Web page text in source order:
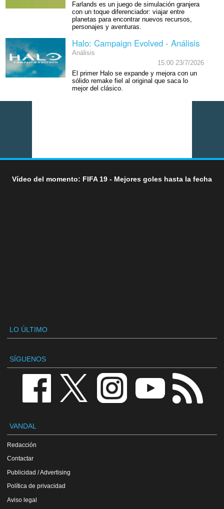
Farlands es un juego de simulación granjera
con un toque diferenciador: viajar entre
planetas para encontrar nuevos recursos,
personajes y aventuras.
Halo: Campaign Evolved - Análisis
Análisis
15:00 23/7/2026
El primer Halo se expande y mejora con un
sólido remake fiel al original que saca lo
mejor del clásico.
Vídeo del momento: FIFA 19 - Mejores goles hasta la fecha
LO ÚLTIMO
SÍGUENOS
VANDAL
Redacción
Contactar
Publicidad / Advertising
Política de privacidad
Aviso legal